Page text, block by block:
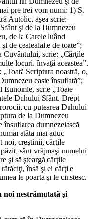
pre trei vom numi: 1) S.
Autolic, aşea scrie:
şi de la Dumnezeu
de la Carele luând
de cealealalte de toate”;
Cuvântului, scrie: „Cărţile
locuri, învaţă aceastea”.
Scriptura noastră, o,
easte însuflată”;
scrie „Toate
Duhului Sfânt. Drept
cu putearea Duhului
de la Dumnezeu
însuflarea dumnezeiască
atâta mai aduc
noi, creştinii, cărţile
sânt vrăjmaşi numelui
şi să şteargă cărţile
însă şi ei cărţile
le poartă şi le cinstesc.
noi nestrămutată şi